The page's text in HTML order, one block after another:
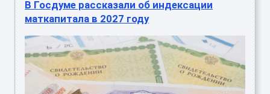
В Госдуме рассказали об индексации
маткапитала в 2027 году